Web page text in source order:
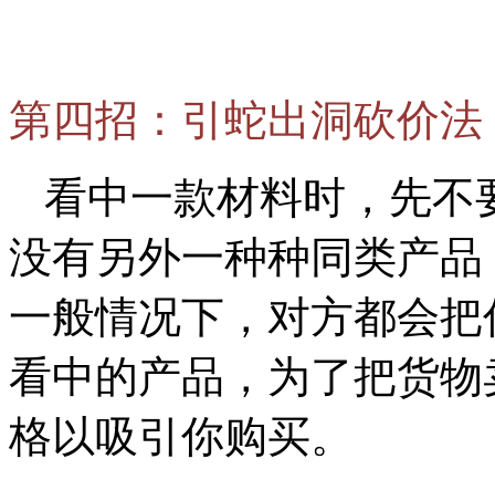
第四招：引蛇出洞砍价法
看中一款材料时，先不
没有另外一种种同类产
一般情况下，对方都会
看中的产品，为了把货
格以吸引你购买。